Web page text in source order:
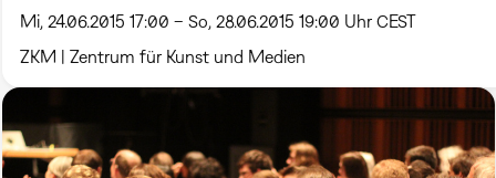
Mi, 24.06.2015 17:00 – So, 28.06.2015 19:00 Uhr CEST
ZKM | Zentrum für Kunst und Medien